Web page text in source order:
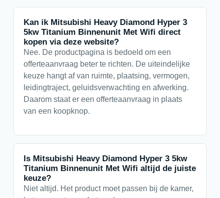
Kan ik Mitsubishi Heavy Diamond Hyper 3
5kw Titanium Binnenunit Met Wifi direct
kopen via deze website?
Nee. De productpagina is bedoeld om een
offerteaanvraag beter te richten. De uiteindelijke
keuze hangt af van ruimte, plaatsing, vermogen,
leidingtraject, geluidsverwachting en afwerking.
Daarom staat er een offerteaanvraag in plaats
van een koopknop.
Is Mitsubishi Heavy Diamond Hyper 3 5kw
Titanium Binnenunit Met Wifi altijd de juiste
keuze?
Niet altijd. Het product moet passen bij de kamer,